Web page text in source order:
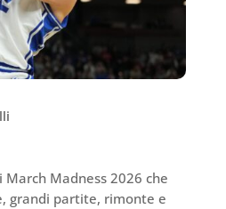
Madness 2026 che
grandi partite, rimonte e